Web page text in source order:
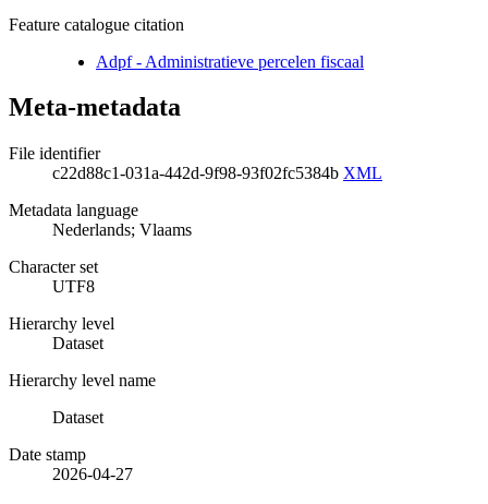
Feature catalogue citation
Adpf - Administratieve percelen fiscaal
Meta-metadata
File identifier
c22d88c1-031a-442d-9f98-93f02fc5384b XML
Metadata language
Nederlands; Vlaams
Character set
UTF8
Hierarchy level
Dataset
Hierarchy level name
Dataset
Date stamp
2026-04-27